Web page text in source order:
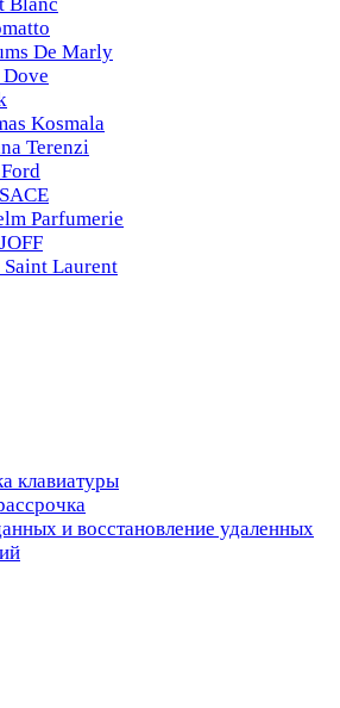
De Marly
Kosmala
Terenzi
Parfumerie
Saint Laurent
клавиатуры
и восстановление удаленных